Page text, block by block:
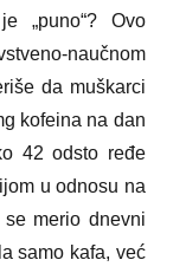
„puno“? Ovo
naučnom
da muškarci
kofeina na dan
42 odsto ređe
u odnosu na
merio dnevni
samo kafa, već